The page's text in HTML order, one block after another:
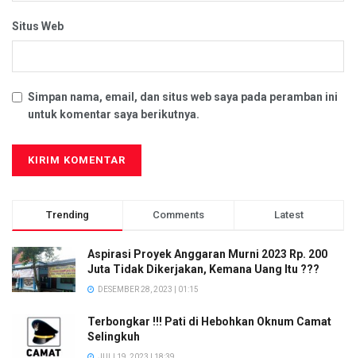
Situs Web
Simpan nama, email, dan situs web saya pada peramban ini
untuk komentar saya berikutnya.
Trending Comments Latest
Aspirasi Proyek Anggaran Murni 2023 Rp. 200
Juta Tidak Dikerjakan, Kemana Uang Itu ???
DESEMBER 28, 2023 | 01:15
Terbongkar !!! Pati di Hebohkan Oknum Camat
Selingkuh